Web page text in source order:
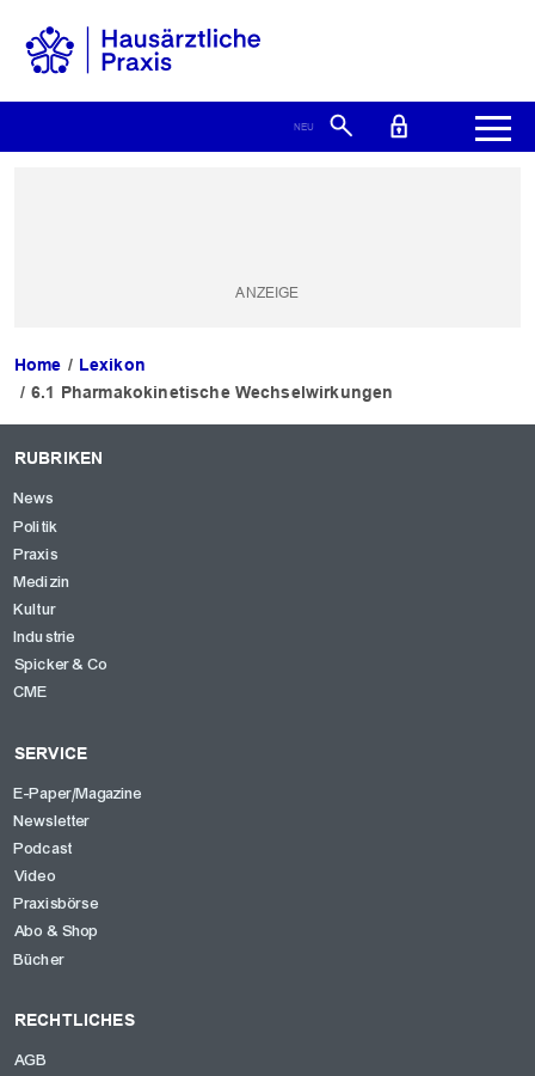
Home
Lexikon
6.1 Pharmakokinetische Wechselwirkungen
RUBRIKEN
News
Politik
Praxis
Medizin
Kultur
Industrie
Spicker & Co
CME
SERVICE
E-Paper/Magazine
Newsletter
Podcast
Video
Praxisbörse
Abo & Shop
Bücher
RECHTLICHES
AGB